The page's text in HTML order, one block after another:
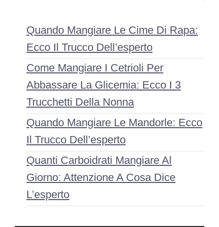
Quando Mangiare Le Cime Di Rapa:
Ecco Il Trucco Dell’esperto
Come Mangiare I Cetrioli Per
Abbassare La Glicemia: Ecco I 3
Trucchetti Della Nonna
Quando Mangiare Le Mandorle: Ecco
Il Trucco Dell’esperto
Quanti Carboidrati Mangiare Al
Giorno: Attenzione A Cosa Dice
L’esperto